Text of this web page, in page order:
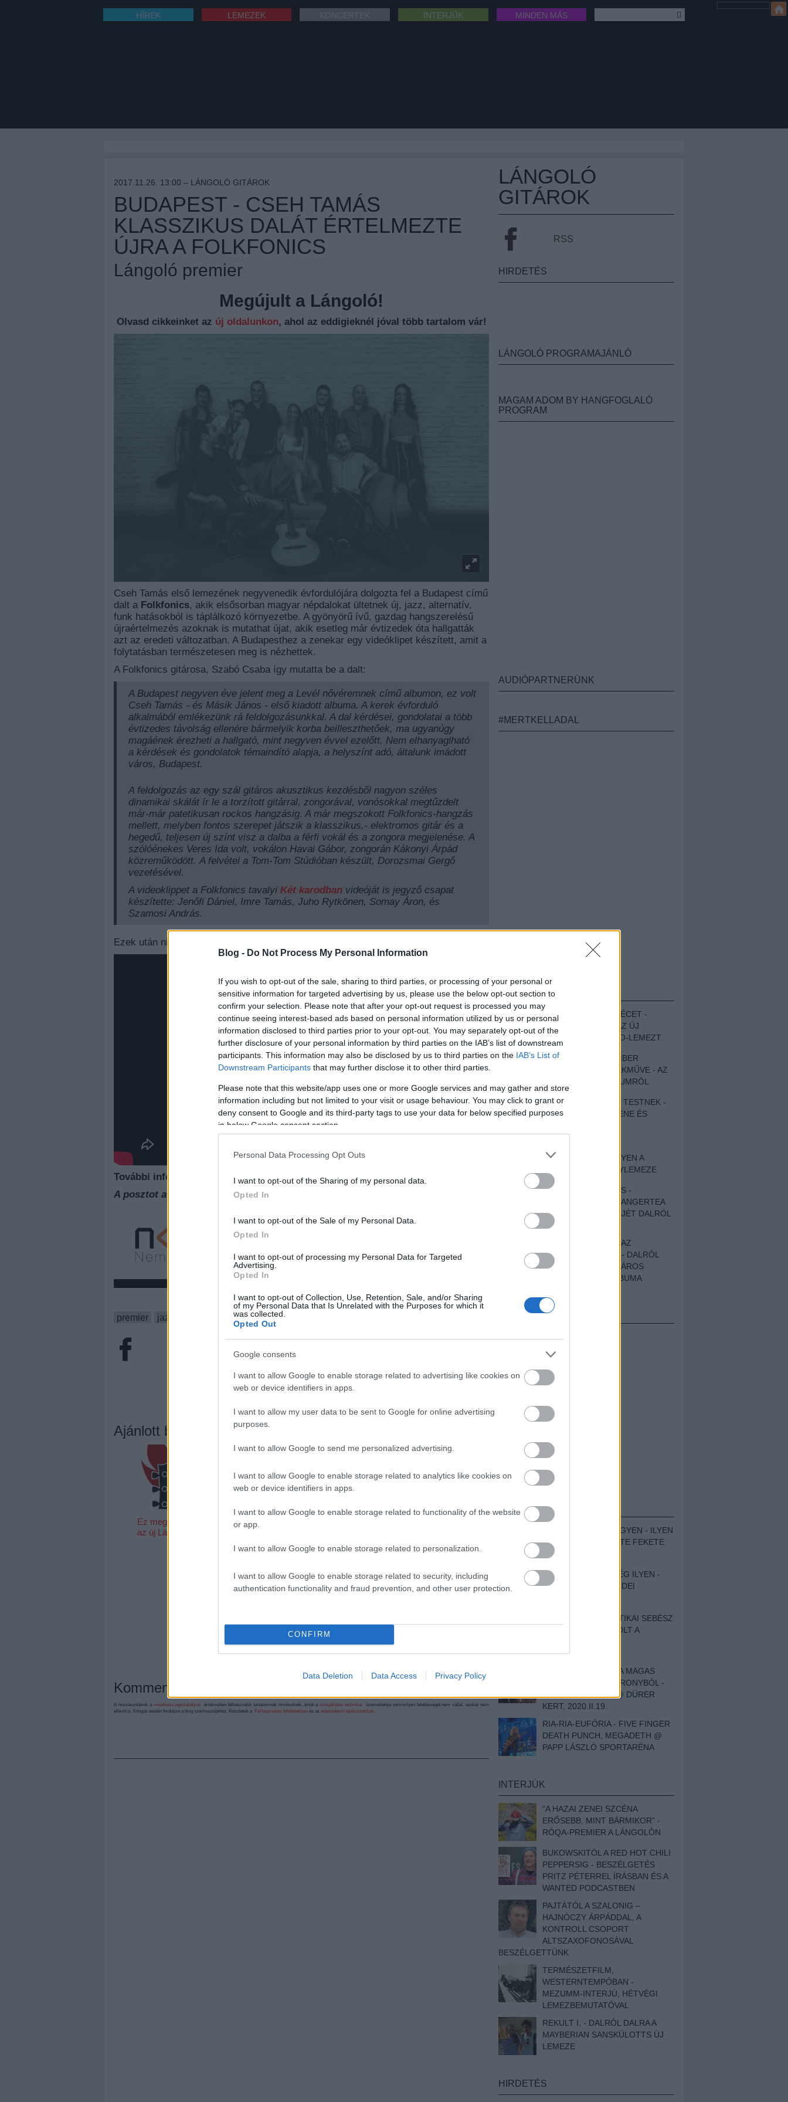
Blog - Do Not Process My Personal Information
If you wish to opt-out of the sale, sharing to third parties, or processing of your personal or
sensitive information for targeted advertising by us, please use the below opt-out section to
confirm your selection. Please note that after your opt-out request is processed you may
continue seeing interest-based ads based on personal information utilized by us or personal
information disclosed to third parties prior to your opt-out. You may separately opt-out of the
further disclosure of your personal information by third parties on the IAB’s list of downstream
participants. This information may also be disclosed by us to third parties on the IAB’s List of
Downstream Participants that may further disclose it to other third parties.
Please note that this website/app uses one or more Google services and may gather and store
information including but not limited to your visit or usage behaviour. You may click to grant or
deny consent to Google and its third-party tags to use your data for below specified purposes
in below Google consent section.
Personal Data Processing Opt Outs
I want to opt-out of the Sharing of my personal data.
Opted In
I want to opt-out of the Sale of my Personal Data.
Opted In
I want to opt-out of processing my Personal Data for Targeted
Advertising.
Opted In
I want to opt-out of Collection, Use, Retention, Sale, and/or Sharing
of my Personal Data that Is Unrelated with the Purposes for which it
was collected.
Opted Out
Google consents
I want to allow Google to enable storage related to advertising like cookies on
web or device identifiers in apps.
I want to allow my user data to be sent to Google for online advertising
purposes.
I want to allow Google to send me personalized advertising.
I want to allow Google to enable storage related to analytics like cookies on
web or device identifiers in apps.
I want to allow Google to enable storage related to functionality of the website
or app.
I want to allow Google to enable storage related to personalization.
I want to allow Google to enable storage related to security, including
authentication functionality and fraud prevention, and other user protection.
CONFIRM
Data Deletion Data Access Privacy Policy
HÍREK LEMEZEK INTERJÚK MINDEN MÁS
2017.11.26. 13:00 – LÁNGOLÓ GITÁROK
BUDAPEST - CSEH TAMÁS
KLASSZIKUS DALÁT ÉRTELMEZTE
ÚJRA A FOLKFONICS
Lángoló premier
Megújult a Lángoló!
Olvasd cikkeinket az új oldalunkon, ahol az eddigieknél jóval több tartalom vár!
Cseh Tamás első lemezének negyvenedik évfordulójára dolgozta fel a Budapest című
dalt a Folkfonics, akik elsősorban magyar népdalokat ültetnek új, jazz, alternatív,
funk hatásokból is táplálkozó környezetbe. A gyönyörű ívű, gazdag hangszerelésű
újraértelmezés azoknak is mutathat újat, akik esetleg már évtizedek óta hallgatták
azt az eredeti változatban. A Budapesthez a zenekar egy videóklipet készített, amit a
folytatásban természetesen meg is nézhettek.
A Folkfonics gitárosa, Szabó Csaba így mutatta be a dalt:
A Budapest negyven éve jelent meg a Levél nővéremnek című albumon, ez volt
Cseh Tamás - és Másik János - első kiadott albuma. A kerek évforduló
alkalmából emlékezünk rá feldolgozásunkkal. A dal kérdései, gondolatai a több
évtizedes távolság ellenére bármelyik korba beilleszthetőek, ma ugyanúgy
magáének érezheti a hallgató, mint negyven évvel ezelőtt. Nem elhanyaglható
a kérdések és gondolatok témaindító alapja, a helyszínt adó, általunk imádott
város, Budapest.
A feldolgozás az egy szál gitáros akusztikus kezdésből nagyon széles
dinamikai skálát ír le a torzított gitárral, zongorával, vonósokkal megtűzdelt
már-már patetikusan rockos hangzásig. A már megszokott Folkfonics-hangzás
mellett, melyben fontos szerepet játszik a klasszikus,- elektromos gitár és a
hegedű, teljesen új színt visz a dalba a férfi vokál és a zongora megjelenése. A
szólóénekes Veres Ida volt, vokálon Havai Gábor, zongorán Kákonyi Árpád
közreműködött. A felvétel a Tom-Tom Stúdióban készült, Dorozsmai Gergő
vezetésével.
A videoklippet a Folkfonics tavalyi Két karodban videóját is jegyző csapat
készítette: Jenőfi Dániel, Imre Tamás, Juho Rytkönen, Somay Áron, és
Szamosi András.
Ezek után nincs más hátra, nézzétek meg a klipet!
További információk a zenekarFacebookján és Youtube-csatornáján
A posztot a
Cseh Tamás Program
premier jazz cseh tamás alternatív
Ajánlott bejegyzések:
Ez megy most
az új Lángolón
Jön az új Bruce
Springsteen-
eladásokban
Veszprémbe
Hungary
Konferencia
Kommentek:
A hozzászólások a vonatkozó jogszabályok értelmében felhasználói tartalomnak minősülnek, értük aszolgáltatás technikai
üzemeltetője semmilyen felelősséget nem vállal, azokat nem
ellenőrzi. Kifogás esetén forduljon a blog szerkesztőjéhez. Részletek a Felhasználási feltételekben és az adatvédelmi tájékoztatóban.
LÁNGOLÓ
GITÁROK
RSS
HIRDETÉS
LÁNGOLÓ PROGRAMAJÁNLÓ
MAGAM ADOM BY HANGFOGLALÓ
PROGRAM
AUDIÓPARTNERÜNK
#MERTKELLADAL
EZT HALLGASD!
MEGUGROTTÁK A LÉCET -
MEGHALLGATTUK AZ ÚJ
PROTEST THE HERO-LEMEZT
EGY DÜHÖS VÉNEMBER
UNIVERZÁLIS REMEKMŰVE - AZ
ÚJ BOB DYLAN-ALBUMRÓL
ZENE LÉLEKNEK ÉS TESTNEK -
AUTENTIKUS NÉPZENE ÉS
SZOMORKODÁS - ILYEN A
KATATONIA ÚJ NAGYLEMEZE
CROCODILE NERVES -
HALLGASD MEG AZ ANGERTEA
MA MEGJELENT EP-JÉT DALRÓL
DALRA!
A FELELŐSSÉGTŐL AZ
ELLOPOTT FÖLDIG - DALRÓL
DALRA A KÉPZELT VÁROS
SAMIZDAT CÍMŰ ALBUMA
HIRDETÉS
BESZÁMOLÓK
ZENÉS TÁBOR A HEGYEN - ILYEN
VOLT A VÍRUS SZÜLTE FEKETE
ZAJ FESZTIVÁL
SOHA NEM VOLT MÉG ILYEN -
BESZÁMOLÓNK AZ IDEI
EGY HALLÁSPLASZTIKAI SEBÉSZ
NAPLÓJA - ILYEN VOLT A
DOKUMENTUMFILM
MÉLY FÉRFIBÁNAT A MAGAS
ELEFÁNTCSONTTORONYBÓL -
LEPROUS, KLONE @ DÜRER
KERT, 2020.II.19.
RIA-RIA-EUFÓRIA - FIVE FINGER
DEATH PUNCH, MEGADETH @
PAPP LÁSZLÓ SPORTARÉNA
INTERJÚK
“A HAZAI ZENEI SZCÉNA
ERŐSEBB, MINT BÁRMIKOR” -
RÓQA-PREMIER A LÁNGOLÓN
BUKOWSKITÓL A RED HOT CHILI
PEPPERSIG - BESZÉLGETÉS
PRITZ PÉTERREL ÍRÁSBAN ÉS A
WANTED PODCASTBEN
PAJTÁTÓL A SZALONIG –
HAJNÓCZY ÁRPÁDDAL, A
KONTROLL CSOPORT
ALTSZAXOFONOSÁVAL
BESZÉLGETTÜNK
TERMÉSZETFILM,
WESTERNTEMPÓBAN -
MEZUMM-INTERJÚ, HÉTVÉGI
LEMEZBEMUTATÓVAL
REKULT I. - DALRÓL DALRA A
MAYBERIAN SANSKÜLOTTS ÚJ
LEMEZE
HIRDETÉS